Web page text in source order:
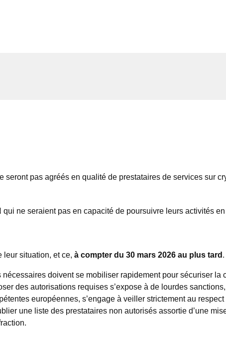
pas agréés en qualité de prestataires de services sur
ne seraient pas en capacité de poursuivre leurs activités
leur situation, et ce, à compter du 30 mars 2026 au plus tard.
doivent se mobiliser rapidement pour sécuriser la
des autorisations requises s’expose à de lourdes
européennes, s’engage à veiller strictement au
une liste des prestataires non autorisés assortie d’une